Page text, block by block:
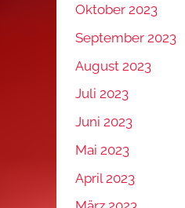
Oktober 2023
September 2023
August 2023
Juli 2023
Juni 2023
Mai 2023
April 2023